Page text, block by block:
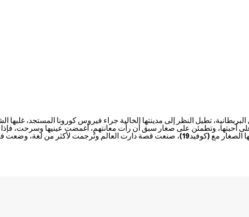
تطيل النظر إلى مدينتها الخالية جراء فيروس كورونا المستجد، غلبها
أحبتها، وتطمئن على صغار سبق أن رأت معانتهم، أغمضت عينيها وسرحت، فإذا
سارة والتنين المجنح أريو. عبر البطلين الخياليين نسجت باتوك رحلة يعايشها الصغار مع (كوفيد19)،